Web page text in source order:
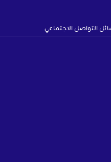
التواصل الاجتماعي